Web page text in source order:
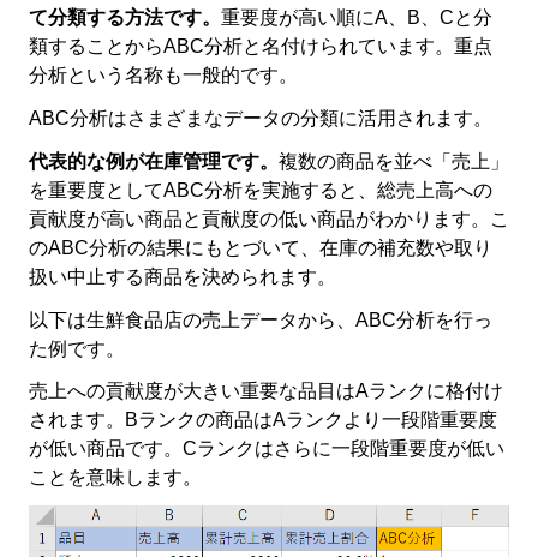
て分類する方法です。 重要度が高い順にA、B、Cと分
類することからABC分析と名付けられています。重点
分析という名称も一般的です。
ABC分析はさまざまなデータの分類に活用されます。
代表的な例が在庫管理です。 複数の商品を並べ「売上」
を重要度としてABC分析を実施すると、総売上高への
貢献度が高い商品と貢献度の低い商品がわかります。こ
のABC分析の結果にもとづいて、在庫の補充数や取り
扱い中止する商品を決められます。
以下は生鮮食品店の売上データから、ABC分析を行っ
た例です。
売上への貢献度が大きい重要な品目はAランクに格付け
されます。Bランクの商品はAランクより一段階重要度
が低い商品です。Cランクはさらに一段階重要度が低い
ことを意味します。